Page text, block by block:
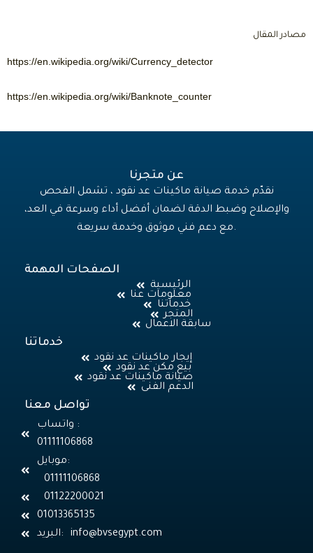
مصادر المقال
https://en.wikipedia.org/wiki/Currency_detector
https://en.wikipedia.org/wiki/Banknote_counter
عن متجرنا
نقدّم خدمة صيانة ماكينات عد نقود ، تشمل الفحص
والإصلاح وضبط الدقة لضمان أفضل أداء وسرعة في العد،
مع دعم فني موثوق وخدمة سريعة.
الصفحات المهمة
الرئيسية
معلومات عنا
خدماتنا
المتجر
سابقة الاعمال
خدماتنا
إيجار ماكينات عد نقود
بيع مكن عد نقود
صيانة ماكينات عد نقود
الدعم الفنى
تواصل معنا
واتساب :
01111106868
موبايل:
01111106868
01122200021
01013365135
البريد: info@bvsegypt.com